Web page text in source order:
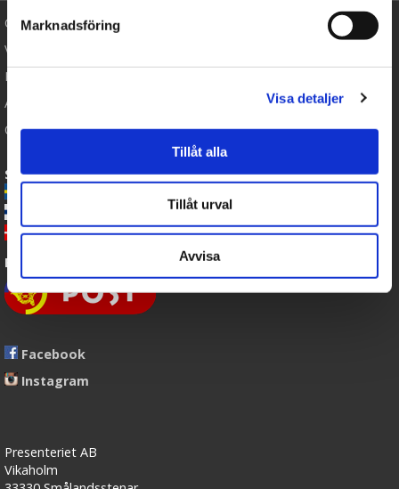
Marknadsföring
Visa detaljer
Tillåt alla
Tillåt urval
Avvisa
Cookies
Varemærker
Købsvilkår
Artikler
Om os
Sende Bamser til:
-GetaTeddy.dk
Bamser leveres med Post Danmark
Facebook
Instagram
Presenteriet AB
Vikaholm